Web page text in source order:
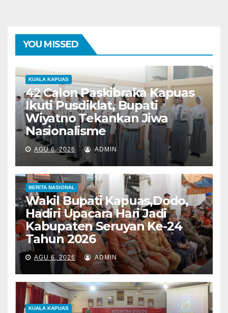
YOU MISSED
KUALA KAPUAS
42 Calon Paskibraka Kapuas
Ikuti Pusdiklat, Bupati
Wiyatno Tekankan Jiwa
Nasionalisme
AGU 6, 2026 ADMIN
BERITA NASIONAL
Wakil Bupati Kapuas,Dodo,
Hadiri Upacara Hari Jadi
Kabupaten Seruyan Ke-24
Tahun 2026
AGU 6, 2026 ADMIN
KUALA KAPUAS